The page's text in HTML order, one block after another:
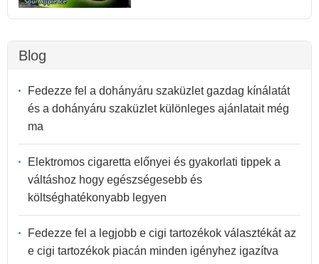
Blog
Fedezze fel a dohányáru szaküzlet gazdag kínálatát
és a dohányáru szaküzlet különleges ajánlatait még
ma
Elektromos cigaretta előnyei és gyakorlati tippek a
váltáshoz hogy egészségesebb és
költséghatékonyabb legyen
Fedezze fel a legjobb e cigi tartozékok választékát az
e cigi tartozékok piacán minden igényhez igazítva